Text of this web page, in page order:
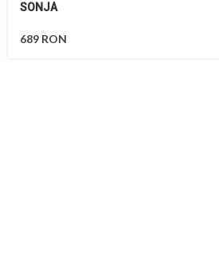
SONJA
689 RON